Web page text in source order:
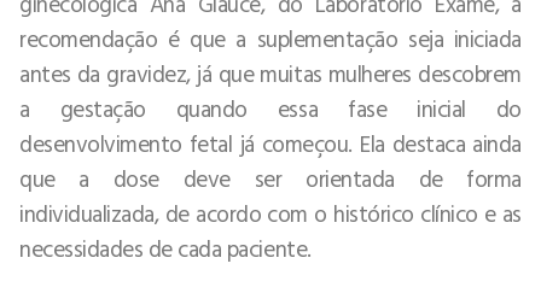
recomendação é que a suplementação seja iniciada
antes da gravidez, já que muitas mulheres descobrem
a gestação quando essa fase inicial do
desenvolvimento fetal já começou. Ela destaca ainda
que a dose deve ser orientada de forma
individualizada, de acordo com o histórico clínico e as
necessidades de cada paciente.